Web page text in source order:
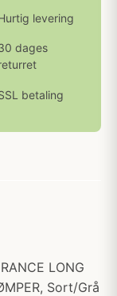
levering
dages
betaling
LONG
Sort/Grå